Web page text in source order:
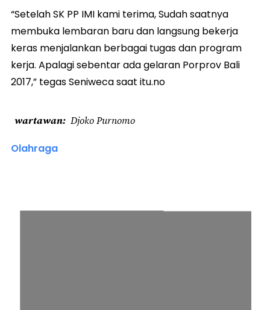
“Setelah SK PP IMI kami terima, Sudah saatnya
membuka lembaran baru dan langsung bekerja
keras menjalankan berbagai tugas dan program
kerja. Apalagi sebentar ada gelaran Porprov Bali
2017,” tegas Seniweca saat itu.no
wartawan Djoko Purnomo
Olahraga